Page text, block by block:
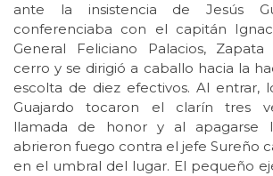
ante la insistencia de Jesús
conferenciaba con el capitán
General Feliciano Palacios,
cerro y se dirigió a caballo hacia la
escolta de diez efectivos. Al entrar,
Guajardo tocaron el clarín tres
llamada de honor y al apagarse
abrieron fuego contra el jefe Sureño
en el umbral del lugar. El pequeño